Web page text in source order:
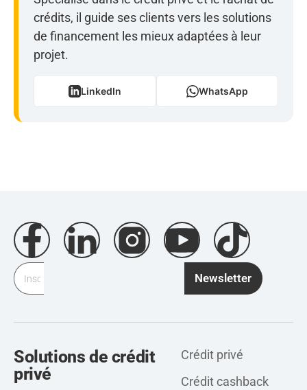
crédits, il guide ses clients vers les solutions
de financement les mieux adaptées à leur
projet.
LinkedIn WhatsApp
Newsletter
Solutions de crédit
privé
Crédit privé
Crédit cashback